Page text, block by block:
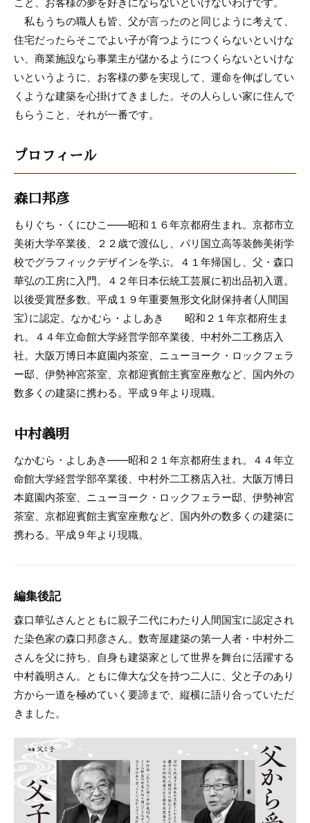
私もうちの職人も皆、父が言ったのと同じように考えて、
住宅だったらそこでよい子が育つようにつくらないといけな
い、商業施設なら事業主が儲かるようにつくらないといけな
いというように、お客様の夢を実現して、運命を伸ばしてい
くような建築を心掛けてきました。その人らしい家に住んで
もらうこと、それが一番です。
プロフィール
森口邦彦
もりぐち・くにひこ――昭和１６年京都府生まれ。京都市立
美術大学卒業後、２２歳で渡仏し、パリ国立高等装飾美術学
校でグラフィックデザインを学ぶ。４１年帰国し、父・森口
華弘の工房に入門。４２年日本伝統工芸展に初出品初入選。
以後受賞歴多数。平成１９年重要無形文化財保持者（人間国
宝）に認定。なかむら・よしあき 昭和２１年京都府生ま
れ。４４年立命館大学経営学部卒業後、中村外二工務店入
社。大阪万博日本庭園内茶室、ニューヨーク・ロックフェラ
ー邸、伊勢神宮茶室、京都迎賓館主賓室座敷など、国内外の
数多くの建築に携わる。平成９年より現職。
中村義明
なかむら・よしあき――昭和２１年京都府生まれ。４４年立
命館大学経営学部卒業後、中村外二工務店入社。大阪万博日
本庭園内茶室、ニューヨーク・ロックフェラー邸、伊勢神宮
茶室、京都迎賓館主賓室座敷など、国内外の数多くの建築に
携わる。平成９年より現職。
編集後記
森口華弘さんとともに親子二代にわたり人間国宝に認定され
た染色家の森口邦彦さん。数寄屋建築の第一人者・中村外二
さんを父に持ち、自身も建築家として世界を舞台に活躍する
中村義明さん。ともに偉大な父を持つ二人に、父と子のあり
方から一道を極めていく要諦まで、縦横に語り合っていただ
きました。